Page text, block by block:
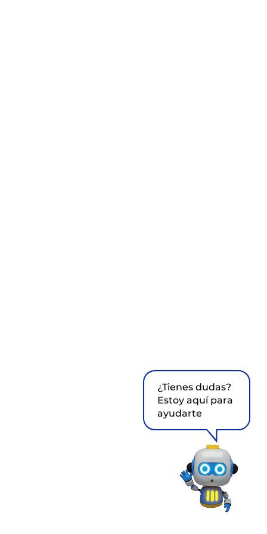
¿Tienes dudas?
Estoy aquí para
ayudarte